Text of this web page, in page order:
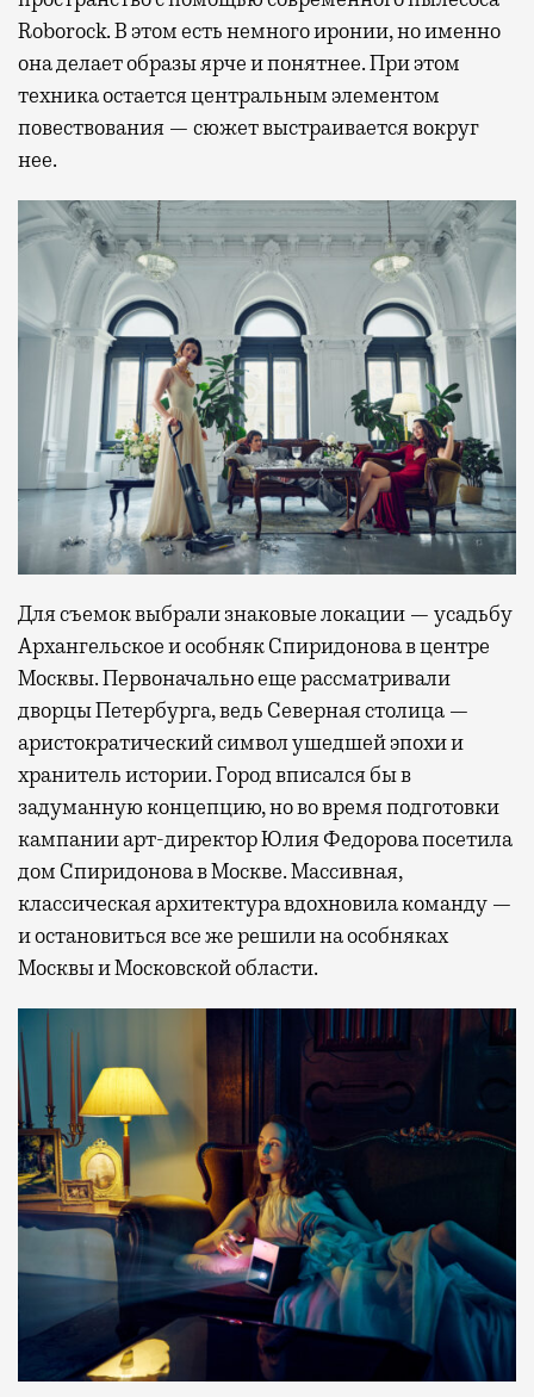
Roborock. В этом есть немного иронии, но именно
она делает образы ярче и понятнее. При этом
техника остается центральным элементом
повествования — сюжет выстраивается вокруг
нее.
Для съемок выбрали знаковые локации — усадьбу
Архангельское и особняк Спиридонова в центре
Москвы. Первоначально еще рассматривали
дворцы Петербурга, ведь Северная столица —
аристократический символ ушедшей эпохи и
хранитель истории. Город вписался бы в
задуманную концепцию, но во время подготовки
кампании арт-директор Юлия Федорова посетила
дом Спиридонова в Москве. Массивная,
классическая архитектура вдохновила команду —
и остановиться все же решили на особняках
Москвы и Московской области.